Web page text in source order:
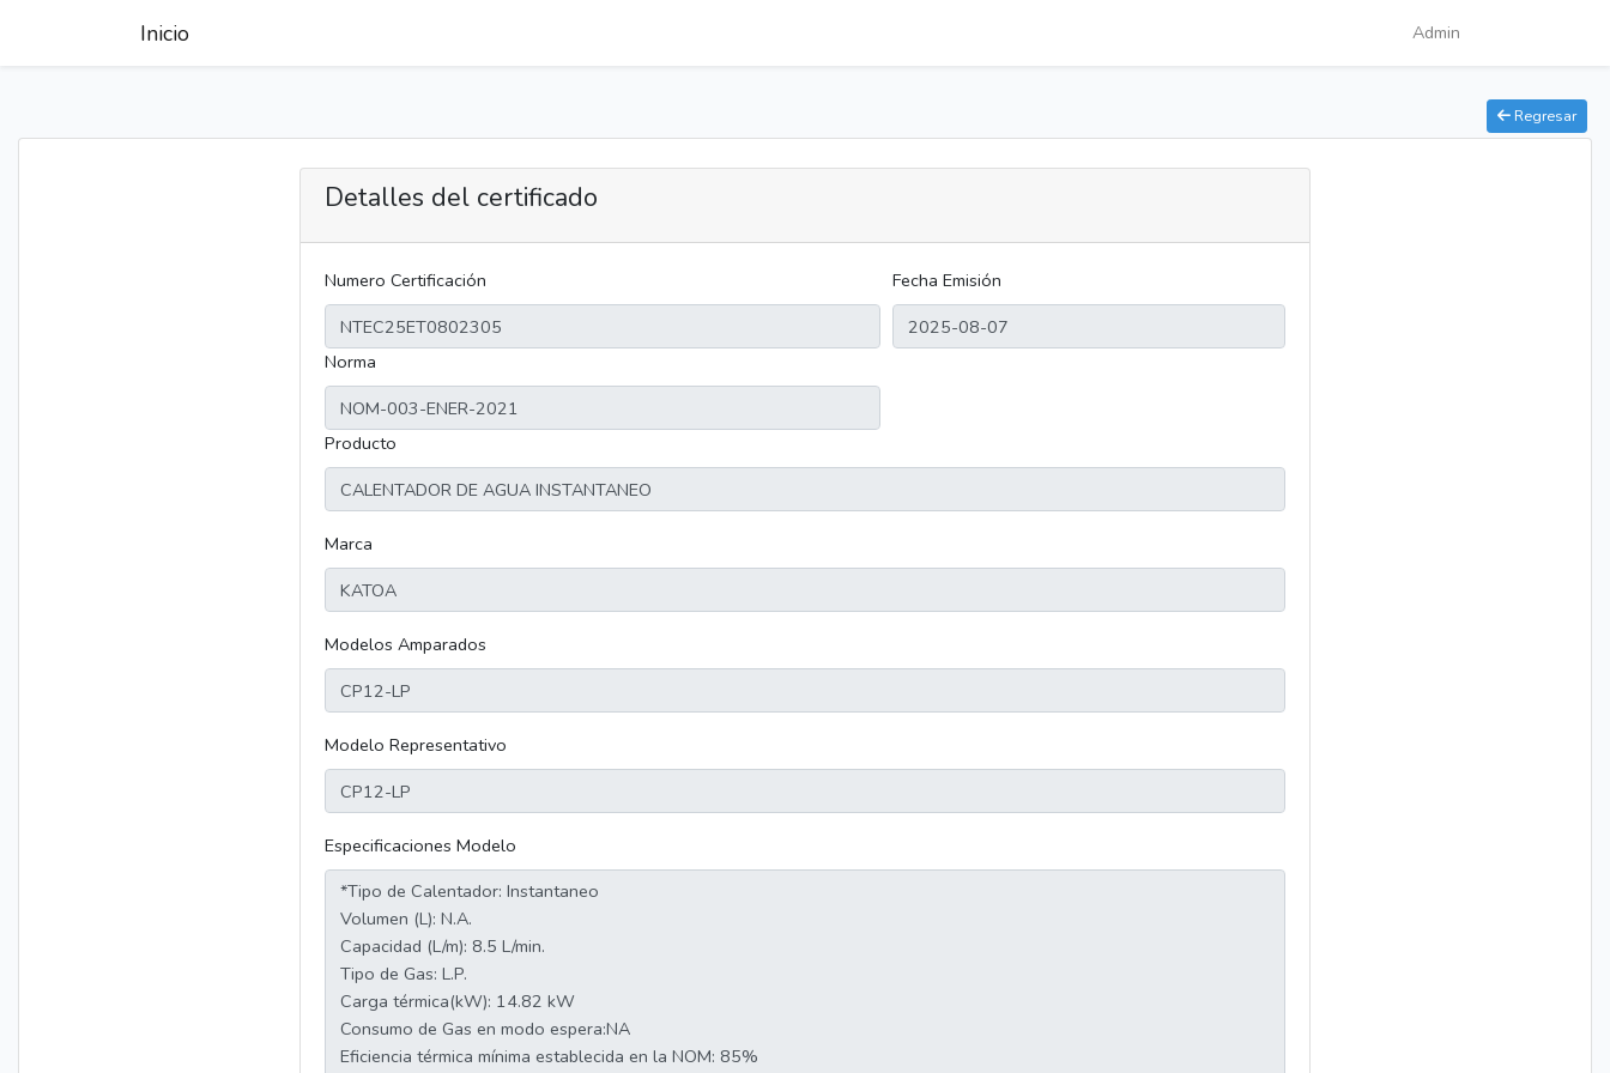
Inicio Admin
Regresar
Detalles del certificado
Numero Certificación Fecha Emisión
Norma
Producto
Marca
Modelos Amparados
Modelo Representativo
Especificaciones Modelo